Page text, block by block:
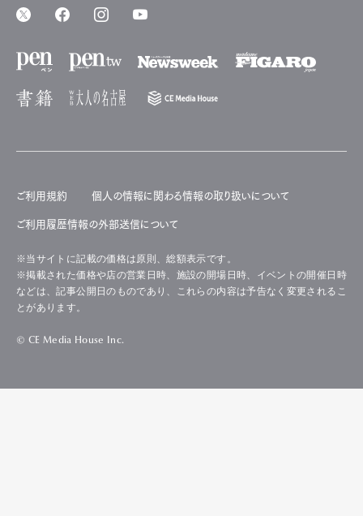
ご利用規約 個人の情報に関わる情報の取り扱いについて
ご利用履歴情報の外部送信について
※当サイトに記載の価格は原則、総額表示です。
※掲載された価格や店の営業日時、施設の開場日時、イベントの開催日時
などは、記事公開日のものであり、これらの内容は予告なく変更されるこ
とがあります。
© CE Media House Inc.